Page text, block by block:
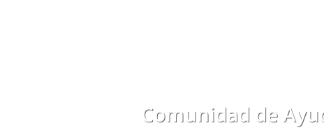
Comunidad de